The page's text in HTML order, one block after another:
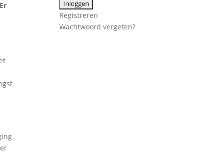
Registreren
Wachtwoord vergeten?